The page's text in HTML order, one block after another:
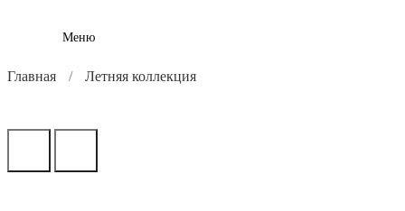
Меню
Главная Летняя коллекция